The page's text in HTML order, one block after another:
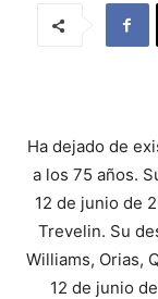
Ha dejado de
a los 75 años.
12 de junio de
Trevelin. Su
Williams, Orias,
12 de junio